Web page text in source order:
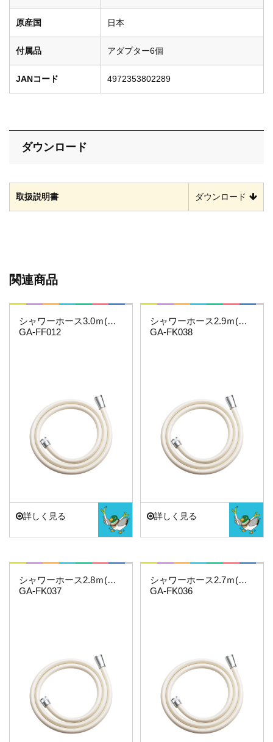
原産国 日本
付属品 アダプター6個
JANコード 4972353802289
ダウンロード
取扱説明書 ダウンロード
関連商品
これカモ・・・
シャワーホース3.0ｍ(アイボリー)
GA-FF012
詳しく見る
これカモ・・・
シャワーホース2.9ｍ(アイボリー)
GA-FK038
詳しく見る
シャワーホース2.8ｍ(アイボリー)
GA-FK037
シャワーホース2.7ｍ(アイボリー)
GA-FK036